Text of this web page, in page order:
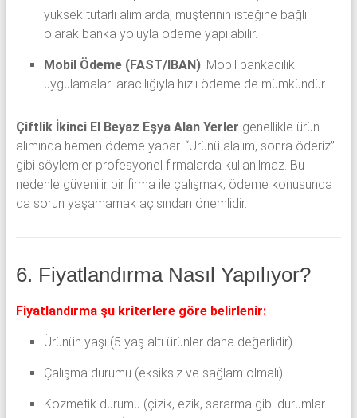
yüksek tutarlı alımlarda, müşterinin isteğine bağlı
olarak banka yoluyla ödeme yapılabilir.
Mobil Ödeme (FAST/IBAN): Mobil bankacılık
uygulamaları aracılığıyla hızlı ödeme de mümkündür.
Çiftlik İkinci El Beyaz Eşya Alan Yerler genellikle ürün
alımında hemen ödeme yapar. “Ürünü alalım, sonra öderiz”
gibi söylemler profesyonel firmalarda kullanılmaz. Bu
nedenle güvenilir bir firma ile çalışmak, ödeme konusunda
da sorun yaşamamak açısından önemlidir.
6. Fiyatlandırma Nasıl Yapılıyor?
Fiyatlandırma şu kriterlere göre belirlenir:
Ürünün yaşı (5 yaş altı ürünler daha değerlidir)
Çalışma durumu (eksiksiz ve sağlam olmalı)
Kozmetik durumu (çizik, ezik, sararma gibi durumlar